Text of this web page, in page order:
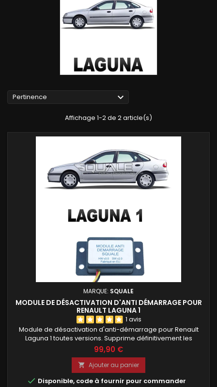
Pertinence 
Affichage 1-2 de 2 article(s)
MARQUE: SQUALE
MODULE DE DÉSACTIVATION D'ANTI DÉMARRAGE POUR
RENAULT LAGUNA 1
1 avis
Module de désactivation d'anti-démarrage pour Renault
Laguna 1 toutes versions. Supprime définitivement les
problèmes de démarrage liés à une clé, une télécommande
infrarouge ou un boîtier décodeur défectueux. Module
programmé avec votre code PIN et livré prêt à installer sur le
boîtier décodeur d'origine. Solution fiable, durable et
compatible avec...
99,90 €
 Ajouter au panier
 Disponible, code à fournir pour commander